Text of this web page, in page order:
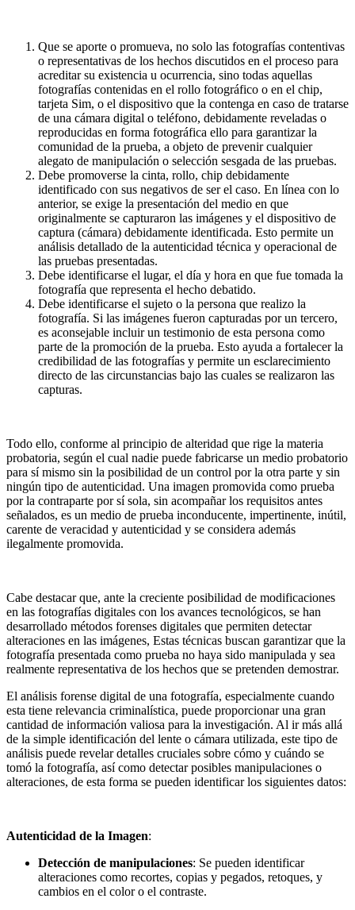
Que se aporte o promueva, no solo las fotografías contentivas
o representativas de los hechos discutidos en el proceso para
acreditar su existencia u ocurrencia, sino todas aquellas
fotografías contenidas en el rollo fotográfico o en el chip,
tarjeta Sim, o el dispositivo que la contenga en caso de tratarse
de una cámara digital o teléfono, debidamente reveladas o
reproducidas en forma fotográfica ello para garantizar la
comunidad de la prueba, a objeto de prevenir cualquier
alegato de manipulación o selección sesgada de las pruebas.
Debe promoverse la cinta, rollo, chip debidamente
identificado con sus negativos de ser el caso. En línea con lo
anterior, se exige la presentación del medio en que
originalmente se capturaron las imágenes y el dispositivo de
captura (cámara) debidamente identificada. Esto permite un
análisis detallado de la autenticidad técnica y operacional de
las pruebas presentadas.
Debe identificarse el lugar, el día y hora en que fue tomada la
fotografía que representa el hecho debatido.
Debe identificarse el sujeto o la persona que realizo la
fotografía. Si las imágenes fueron capturadas por un tercero,
es aconsejable incluir un testimonio de esta persona como
parte de la promoción de la prueba. Esto ayuda a fortalecer la
credibilidad de las fotografías y permite un esclarecimiento
directo de las circunstancias bajo las cuales se realizaron las
capturas.
Todo ello, conforme al principio de alteridad que rige la materia
probatoria, según el cual nadie puede fabricarse un medio probatorio
para sí mismo sin la posibilidad de un control por la otra parte y sin
ningún tipo de autenticidad. Una imagen promovida como prueba
por la contraparte por sí sola, sin acompañar los requisitos antes
señalados, es un medio de prueba inconducente, impertinente, inútil,
carente de veracidad y autenticidad y se considera además
ilegalmente promovida.
Cabe destacar que, ante la creciente posibilidad de modificaciones
en las fotografías digitales con los avances tecnológicos, se han
desarrollado métodos forenses digitales que permiten detectar
alteraciones en las imágenes, Estas técnicas buscan garantizar que la
fotografía presentada como prueba no haya sido manipulada y sea
realmente representativa de los hechos que se pretenden demostrar.
El análisis forense digital de una fotografía, especialmente cuando
esta tiene relevancia criminalística, puede proporcionar una gran
cantidad de información valiosa para la investigación. Al ir más allá
de la simple identificación del lente o cámara utilizada, este tipo de
análisis puede revelar detalles cruciales sobre cómo y cuándo se
tomó la fotografía, así como detectar posibles manipulaciones o
alteraciones, de esta forma se pueden identificar los siguientes datos:
Autenticidad de la Imagen:
Detección de manipulaciones: Se pueden identificar
alteraciones como recortes, copias y pegados, retoques, y
cambios en el color o el contraste.